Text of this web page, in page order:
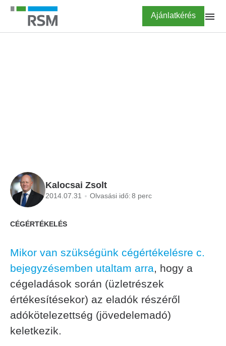
Ugrás
tartalomra
Highlighted
Ajánlatkérés
Kalocsai Zsolt
2014.07.31 Olvasási idő:8 perc
CÉGÉRTÉKELÉS
Mikor van szükségünk cégértékelésre c.
bejegyzésemben utaltam arra, hogy a
cégeladások során (üzletrészek
értékesítésekor) az eladók részéről
adókötelezettség (jövedelemadó)
keletkezik.